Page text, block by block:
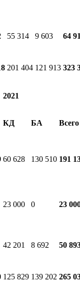
55 314 9 603 64
201 404 121 913 323
2021
КД БА Всего
60 628 130 510 191
23 000 0 23
42 201 8 692 50
125 829 139 202 265